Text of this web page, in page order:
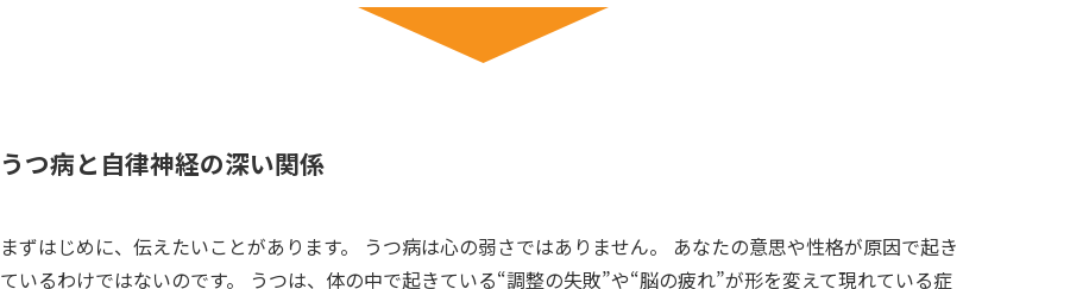
うつ病と自律神経の深い関係
まずはじめに、伝えたいことがあります。 うつ病は心の弱さではありません。 あなたの意思や性格が原因で起き
ているわけではないのです。 うつは、体の中で起きている“調整の失敗”や“脳の疲れ”が形を変えて現れている症